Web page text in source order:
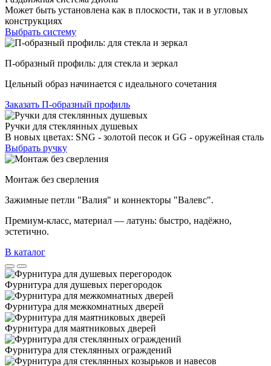
Может быть установлена как в плоскости, так и в угловых
конструкциях
Выбрать систему
П-образный профиль: для стекла и зеркал
Цельный образ начинается с идеального сочетания
Заказать П-образный профиль
Ручки для стеклянных душевых
В новых цветах: SNG - золотой песок и GG - оружейная сталь
Выбрать ручку
Монтаж без сверления
Зажимные петли "Валия" и коннекторы "Валевс".
Премиум‑класс, материал — латунь: быстро, надёжно,
эстетично.
В каталог
Фурнитура для душевых перегородок
Фурнитура для межкомнатных дверей
Фурнитура для маятниковых дверей
Фурнитура для стеклянных ограждений